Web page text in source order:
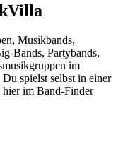
Musikbands,
Bands, Partybands,
im
spielst selbst in einer
im Band-Finder